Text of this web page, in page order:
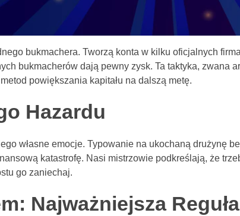
bukmachera. Tworzą konta w kilku oficjalnych
bukmacherów dają pewny zysk. Ta taktyka, zwana
powiększania kapitału na dalszą metę.
Hazardu
własne emocje. Typowanie na ukochaną drużynę
katastrofę. Nasi mistrzowie podkreślają, że
go zaniechaj.
Najważniejsza Reguła